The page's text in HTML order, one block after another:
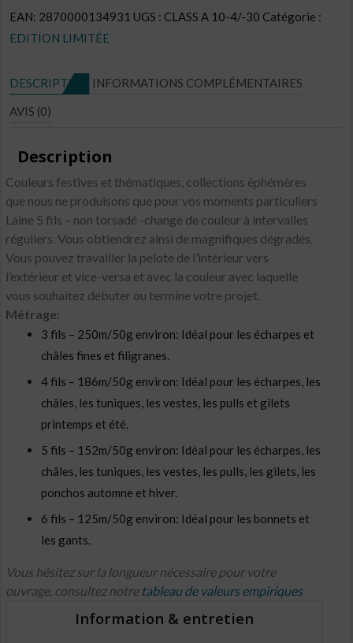
EAN: 2870000134931 UGS : CLASS A 10-4/-30 Catégorie :
EDITION LIMITÉE
DESCRIPTION
INFORMATIONS COMPLÉMENTAIRES
AVIS (0)
Description
Couleurs festives et thématiques, collections éphémères
que nous ne produisons que pour vos moments particuliers
Laine 5 fils – non torsadé -change de couleur à intervalles
réguliers. Vous obtiendrez ainsi de magnifiques dégradés.
Vous pouvez travailler la pelote de l’intérieur vers
l’extérieur et vice-versa et avec la couleur avec laquelle
vous souhaitez débuter ou termine votre projet.
Métrage:
3 fils – 250m/50g environ: Idéal pour les écharpes et
châles fines et filigranes.
4 fils – 186m/50g environ: Idéal pour les écharpes, les
châles, les tuniques, les vestes, les pulls et gilets
printemps et été.
5 fils – 152m/50g environ: Idéal pour les écharpes, les
châles, les tuniques, les vestes, les pulls, les gilets, les
ponchos automne et hiver.
6 fils – 125m/50g environ: Idéal pour les bonnets et
les gants.
Vous hésitez sur la longueur nécessaire pour votre
ouvrage, consultez notre tableau de valeurs empiriques
Information & entretien